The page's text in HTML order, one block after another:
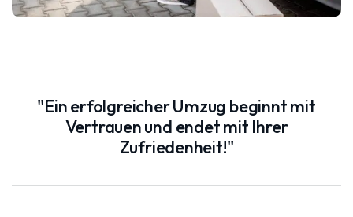
"Ein erfolgreicher Umzug beginnt mit
Vertrauen und endet mit Ihrer
Zufriedenheit!"